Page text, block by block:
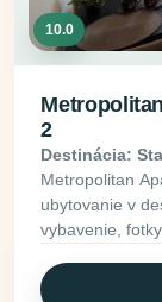
10.0
2
Destinácia:
Metropolitan
ubytovanie v
vybavenie,